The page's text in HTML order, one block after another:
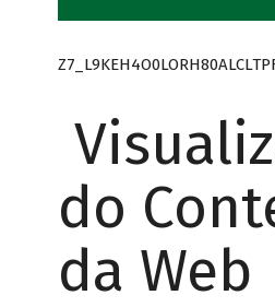
do
da Web